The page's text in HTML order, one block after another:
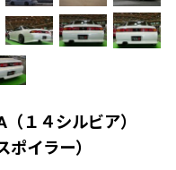
（１４シルビア）
イラー）